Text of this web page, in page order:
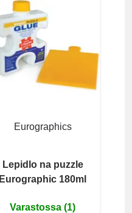
Eurographics
Lepidlo na puzzle
Eurographic 180ml
Varastossa (1)